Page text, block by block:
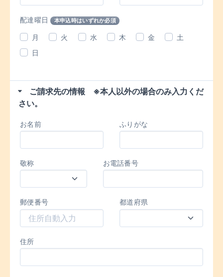
配達曜日 本申込時はいずれか必須
月 火 水 木 金
土
日
ご請求先の情報 ※本人以外の場合のみ入力くだ
さい。
お名前 ふりがな
敬称 お電話番号
郵便番号 都道府県
住所